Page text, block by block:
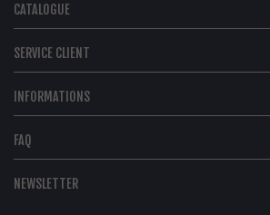
CATALOGUE
SERVICE CLIENT
INFORMATIONS
FAQ
NEWSLETTER